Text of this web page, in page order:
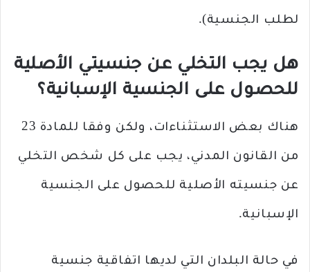
لطلب الجنسية).
هل يجب التخلي عن جنسيتي الأصلية
للحصول على الجنسية الإسبانية؟
هناك بعض الاستثناءات، ولكن وفقا للمادة 23
من القانون المدني، يجب على كل شخص التخلي
عن جنسيته الأصلية للحصول على الجنسية
الإسبانية.
في حالة البلدان التي لديها اتفاقية جنسية